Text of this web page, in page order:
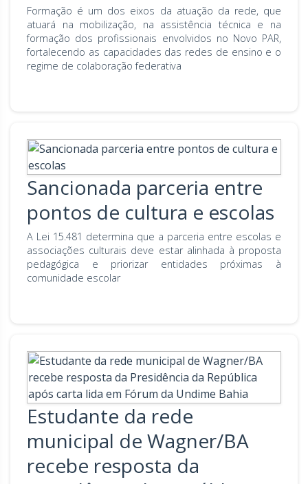
Formação é um dos eixos da atuação da rede, que
atuará na mobilização, na assistência técnica e na
formação dos profissionais envolvidos no Novo PAR,
fortalecendo as capacidades das redes de ensino e o
regime de colaboração federativa
Sancionada parceria entre
pontos de cultura e escolas
A Lei 15.481 determina que a parceria entre escolas e
associações culturais deve estar alinhada à proposta
pedagógica e priorizar entidades próximas à
comunidade escolar
Estudante da rede
municipal de Wagner/BA
recebe resposta da